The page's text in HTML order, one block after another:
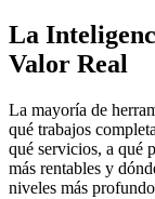
La
Valor Real
La mayoría de
qué trabajos
qué servicios, a qué
más rentables y
niveles más